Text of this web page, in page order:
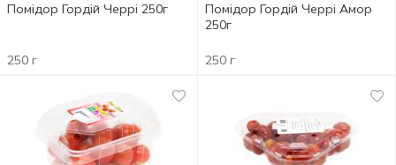
Помідор Гордій Черрі 250г
250 г
Помідор Гордій Черрі Амор
250г
250 г